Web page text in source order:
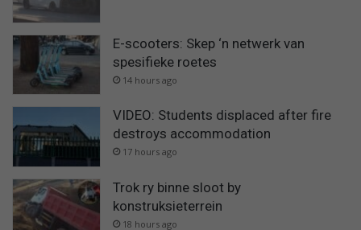
E-scooters: Skep ‘n netwerk van
spesifieke roetes
14 hours ago
VIDEO: Students displaced after fire
destroys accommodation
17 hours ago
Trok ry binne sloot by
konstruksieterrein
18 hours ago